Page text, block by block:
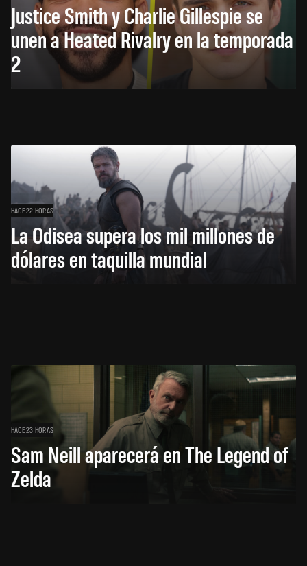
Justice Smith y Charlie Gillespie se
unen a Heated Rivalry en la temporada
2
HACE 22 HORAS
La Odisea supera los mil millones de
dólares en taquilla mundial
HACE 23 HORAS
Sam Neill aparecerá en The Legend of
Zelda